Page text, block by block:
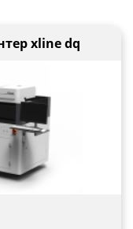
баннеров
фанере
xline dq